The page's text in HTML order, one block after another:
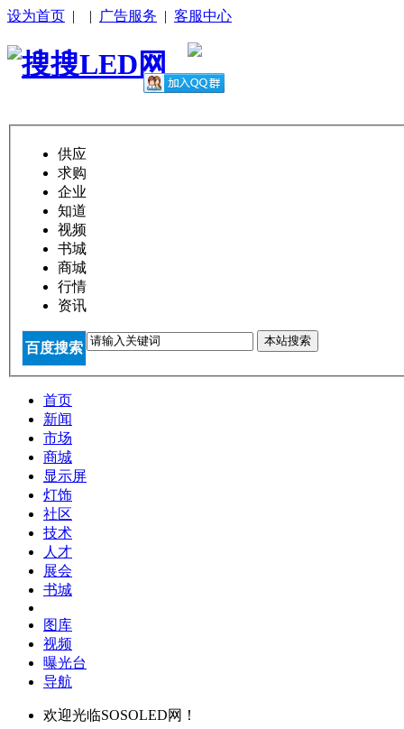
设为首页 | | 广告服务 | 客服中心
供应
求购
企业
知道
视频
书城
商城
行情
资讯
百度搜索 本站搜索
首页
新闻
市场
商城
显示屏
灯饰
社区
技术
人才
展会
书城
图库
视频
曝光台
导航
欢迎光临SOSOLED网！